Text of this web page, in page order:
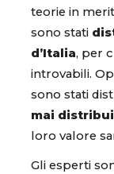
teorie in
sono stati
d’Italia, per
introvabili.
sono stati
mai
loro valore
Gli esperti